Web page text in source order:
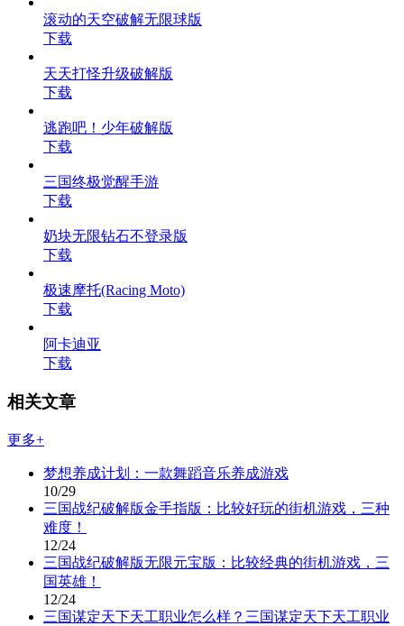
滚动的天空破解无限球版
下载
天天打怪升级破解版
下载
逃跑吧！少年破解版
下载
三国终极觉醒手游
下载
奶块无限钻石不登录版
下载
极速摩托(Racing Moto)
下载
阿卡迪亚
下载
相关文章
更多+
梦想养成计划：一款舞蹈音乐养成游戏
10/29
三国战纪破解版金手指版：比较好玩的街机游戏，三种
难度！
12/24
三国战纪破解版无限元宝版：比较经典的街机游戏，三
国英雄！
12/24
三国谋定天下天工职业怎么样？三国谋定天下天工职业